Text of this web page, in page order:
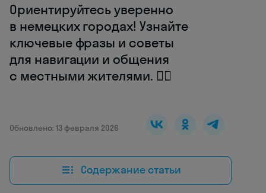
Ориентируйтесь уверенно
в немецких городах! Узнайте
ключевые фразы и советы
для навигации и общения
с местными жителями. 🚶‍♂️
Обновлено: 13 февраля 2026
Содержание статьи